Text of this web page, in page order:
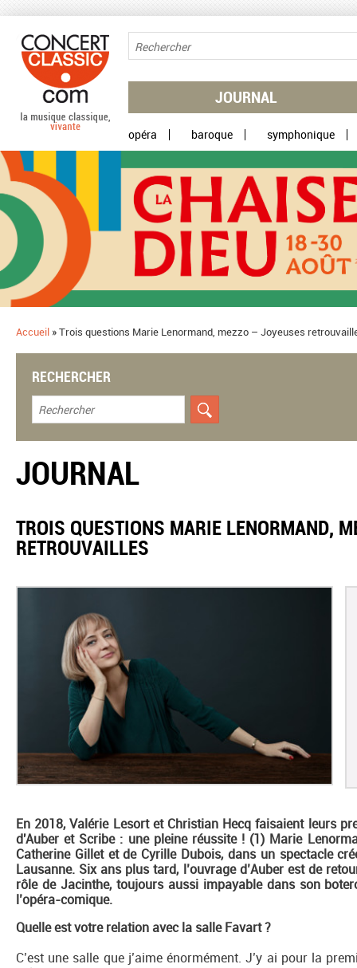
JOURNAL
opéra baroque symphonique
Accueil »Trois questions Marie Lenormand, mezzo – Joyeuses
RECHERCHER
JOURNAL
TROIS QUESTIONS MARIE LENORMAND,
RETROUVAILLES
En 2018, Valérie Lesort et Christian Hecq faisaient leurs
d'Auber et Scribe : une pleine réussite ! (1) Marie
Catherine Gillet et de Cyrille Dubois, dans un spectacle
Lausanne. Six ans plus tard, l’ouvrage d’Auber est de
rôle de Jacinthe, toujours aussi impayable dans son
l’opéra-comique.
Quelle est votre relation avec la salle Favart ?
C’est une salle que j’aime énormément. J’y ai pour la